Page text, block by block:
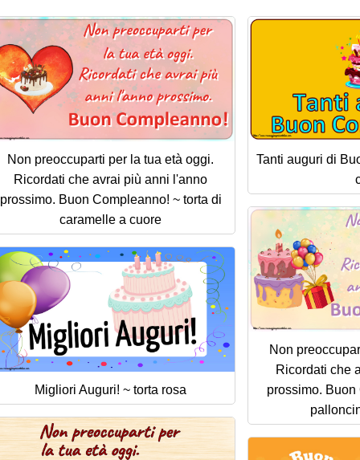
Non preoccuparti per la tua età oggi.
Ricordati che avrai più anni l'anno
prossimo. Buon Compleanno! ~ torta di
caramelle a cuore
Tanti auguri di
Non
Ricordati che
prossimo. Buon
Migliori Auguri! ~ torta rosa